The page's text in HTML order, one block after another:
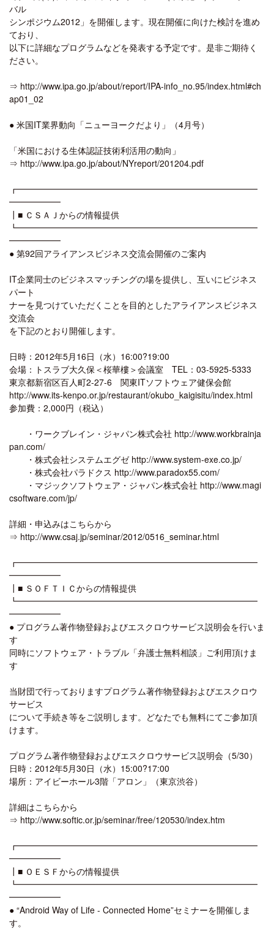
バル
シンポジウム2012」を開催します。現在開催に向けた検討を進め
ており、
以下に詳細なプログラムなどを発表する予定です。是非ご期待く
ださい。
⇒ http://www.ipa.go.jp/about/report/IPA-info_no.95/index.html#ch
ap01_02
● 米国IT業界動向「ニューヨークだより」（4月号）
「米国における生体認証技術利活用の動向」
⇒ http://www.ipa.go.jp/about/NYreport/201204.pdf
┏━━━━━━━━━━━━━━━━━━━━━━━━━━━━
━━━━━━
┃■ ＣＳＡＪからの情報提供
┗━━━━━━━━━━━━━━━━━━━━━━━━━━━━
━━━━━━
● 第92回アライアンスビジネス交流会開催のご案内
IT企業同士のビジネスマッチングの場を提供し、互いにビジネス
パート
ナーを見つけていただくことを目的としたアライアンスビジネス
交流会
を下記のとおり開催します。
日時：2012年5月16日（水）16:00?19:00
会場：トスラブ大久保＜桜華樓＞会議室 TEL：03-5925-5333
東京都新宿区百人町2-27-6 関東ITソフトウェア健保会館
http://www.its-kenpo.or.jp/restaurant/okubo_kaigisitu/index.html
参加費：2,000円（税込）
・ワークブレイン・ジャパン株式会社 http://www.workbrainja
pan.com/
・株式会社システムエグゼ http://www.system-exe.co.jp/
・株式会社パラドクス http://www.paradox55.com/
・マジックソフトウェア・ジャパン株式会社 http://www.magi
csoftware.com/jp/
詳細・申込みはこちらから
⇒ http://www.csaj.jp/seminar/2012/0516_seminar.html
┏━━━━━━━━━━━━━━━━━━━━━━━━━━━━
━━━━━━
┃■ ＳＯＦＴＩＣからの情報提供
┗━━━━━━━━━━━━━━━━━━━━━━━━━━━━
━━━━━━
● プログラム著作物登録およびエスクロウサービス説明会を行いま
す
同時にソフトウェア・トラブル「弁護士無料相談」ご利用頂けま
す
当財団で行っておりますプログラム著作物登録およびエスクロウ
サービス
について手続き等をご説明します。どなたでも無料にてご参加頂
けます。
プログラム著作物登録およびエスクロウサービス説明会（5/30）
日時：2012年5月30日（水）15:00?17:00
場所：アイビーホール3階「アロン」（東京渋谷）
詳細はこちらから
⇒ http://www.softic.or.jp/seminar/free/120530/index.htm
┏━━━━━━━━━━━━━━━━━━━━━━━━━━━━
━━━━━━
┃■ ＯＥＳＦからの情報提供
┗━━━━━━━━━━━━━━━━━━━━━━━━━━━━
━━━━━━
● “Android Way of Life - Connected Home”セミナーを開催しま
す。